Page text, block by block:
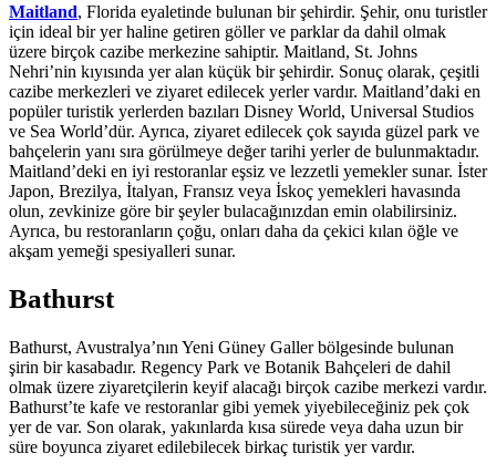
Maitland, Florida eyaletinde bulunan bir şehirdir. Şehir, onu turistler
için ideal bir yer haline getiren göller ve parklar da dahil olmak
üzere birçok cazibe merkezine sahiptir. Maitland, St. Johns
Nehri’nin kıyısında yer alan küçük bir şehirdir. Sonuç olarak, çeşitli
cazibe merkezleri ve ziyaret edilecek yerler vardır. Maitland’daki en
popüler turistik yerlerden bazıları Disney World, Universal Studios
ve Sea World’dür. Ayrıca, ziyaret edilecek çok sayıda güzel park ve
bahçelerin yanı sıra görülmeye değer tarihi yerler de bulunmaktadır.
Maitland’deki en iyi restoranlar eşsiz ve lezzetli yemekler sunar. İster
Japon, Brezilya, İtalyan, Fransız veya İskoç yemekleri havasında
olun, zevkinize göre bir şeyler bulacağınızdan emin olabilirsiniz.
Ayrıca, bu restoranların çoğu, onları daha da çekici kılan öğle ve
akşam yemeği spesiyalleri sunar.
Bathurst
Bathurst, Avustralya’nın Yeni Güney Galler bölgesinde bulunan
şirin bir kasabadır. Regency Park ve Botanik Bahçeleri de dahil
olmak üzere ziyaretçilerin keyif alacağı birçok cazibe merkezi vardır.
Bathurst’te kafe ve restoranlar gibi yemek yiyebileceğiniz pek çok
yer de var. Son olarak, yakınlarda kısa sürede veya daha uzun bir
süre boyunca ziyaret edilebilecek birkaç turistik yer vardır.